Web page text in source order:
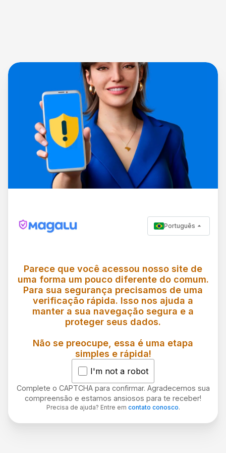
Português
Parece que você acessou nosso site de
uma forma um pouco diferente do comum.
Para sua segurança precisamos de uma
verificação rápida. Isso nos ajuda a
manter a sua navegação segura e a
proteger seus dados.
Não se preocupe, essa é uma etapa
simples e rápida!
I'm not a robot
Complete o CAPTCHA para confirmar. Agradecemos sua
compreensão e estamos ansiosos para te receber!
Precisa de ajuda? Entre em contato conosco.